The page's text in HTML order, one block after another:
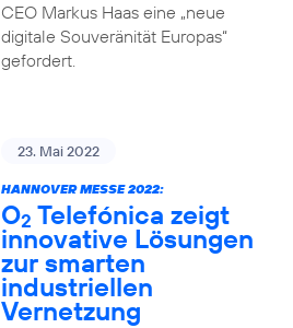
CEO Markus Haas eine „neue
digitale Souveränität Europas“
gefordert.
23. Mai 2022
HANNOVER MESSE 2022:
O2 Telefónica zeigt
innovative Lösungen
zur smarten
industriellen
Vernetzung